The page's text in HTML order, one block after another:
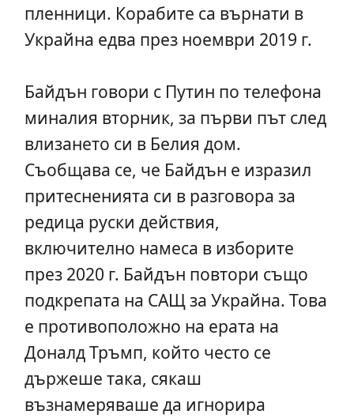
пленници. Корабите са върнати в
Украйна едва през ноември 2019 г.
Байдън говори с Путин по телефона
миналия вторник, за първи път след
влизането си в Белия дом.
Съобщава се, че Байдън е изразил
притесненията си в разговора за
редица руски действия,
включително намеса в изборите
през 2020 г. Байдън повтори също
подкрепата на САЩ за Украйна. Това
е противоположно на ерата на
Доналд Тръмп, който често се
държеше така, сякаш
възнамеряваше да игнорира